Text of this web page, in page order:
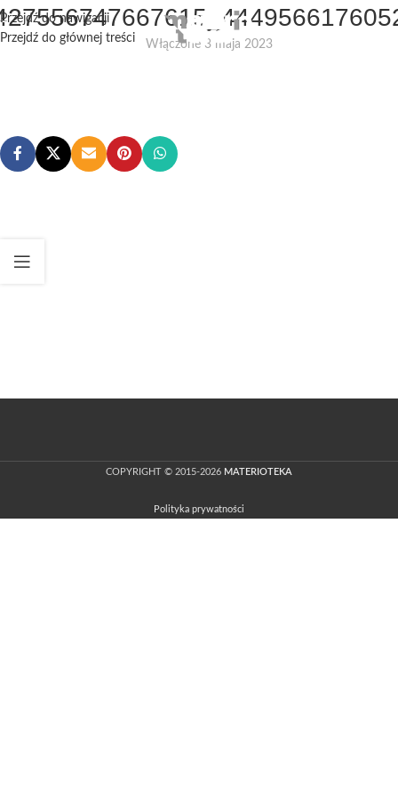
Przejdź do nawigacji
Przejdź do głównej treści
Włączone 3 maja 2023
COPYRIGHT © 2015-2026 MATERIOTEKA
Polityka prywatności